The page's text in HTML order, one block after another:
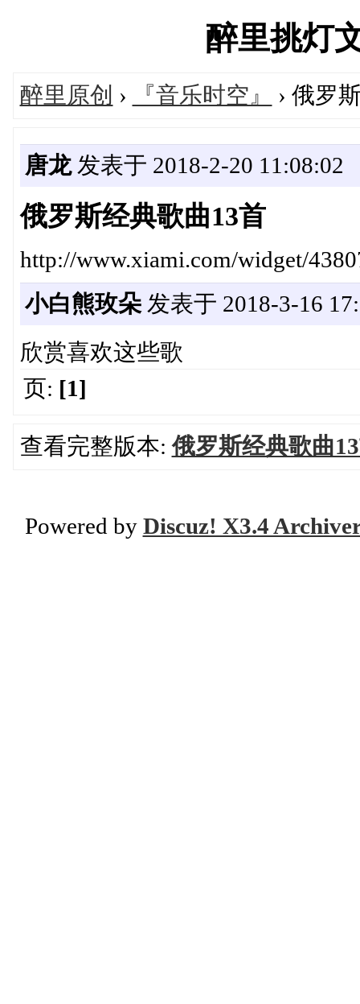
醉里挑灯
醉里原创 › 『音乐时空』 › 俄罗
唐龙发表于 2018-2-20 11:08:02
俄罗斯经典歌曲13首
http://www.xiami.com/widget/
小白熊玫朵发表于 2018-3-16
欣赏喜欢这些歌
页: [1]
查看完整版本:俄罗斯经典歌曲
Powered by Discuz! X3.4